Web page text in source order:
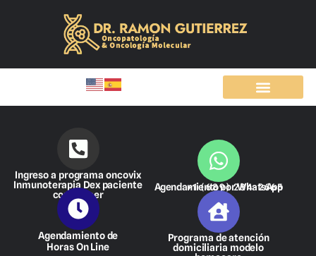
Ingreso a programa oncovix
Inmunoterapia Dex paciente
con cáncer
Agendamiento por WhatsApp
+1 (689) 284-2665
Agendamiento de
Horas On Line
Programa de atención
domiciliaria modelo